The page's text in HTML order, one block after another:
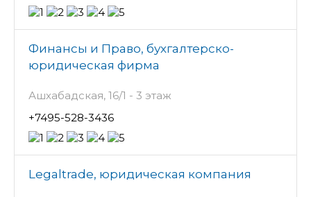
Финансы и Право, бухгалтерско-
юридическая фирма
Ашхабадская, 16/1 - 3 этаж
+7495-528-3436
Legaltrade, юридическая компания